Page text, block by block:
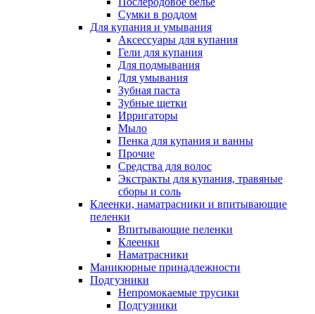
Сумки в роддом
Для купания и умывания
Аксессуары для купания
Гели для купания
Для подмывания
Для умывания
Зубная паста
Зубные щетки
Ирригаторы
Мыло
Пенка для купания и ванны
Прочие
Средства для волос
Экстракты для купания, травяные
сборы и соль
Клеенки, наматрасники и впитывающие
пеленки
Впитывающие пеленки
Клеенки
Наматрасники
Маникюрные принадлежности
Подгузники
Непромокаемые трусики
Подгузники